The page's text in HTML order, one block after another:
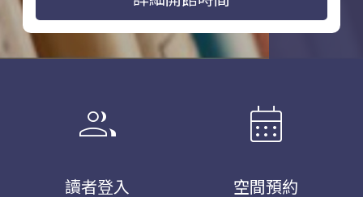
group
讀者登入
calendar_month
空間預約